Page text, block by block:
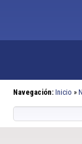
Navegación: Inicio »